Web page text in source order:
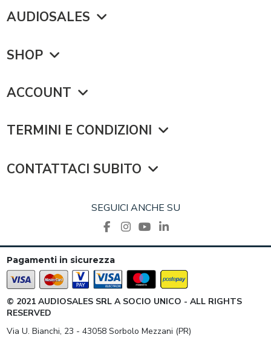
AUDIOSALES
SHOP
ACCOUNT
TERMINI E CONDIZIONI
CONTATTACI SUBITO
SEGUICI ANCHE SU
Pagamenti in sicurezza
© 2021 AUDIOSALES SRL A SOCIO UNICO - ALL RIGHTS
RESERVED
Via U. Bianchi, 23 - 43058 Sorbolo Mezzani (PR)